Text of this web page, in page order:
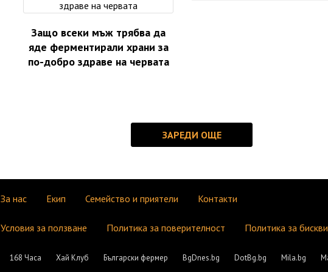
Защо всеки мъж трябва да
яде ферментирали храни за
по-добро здраве на червата
За нас Екип Семейство и приятели Контакти
Условия за ползване Политика за поверителност Политика за
168 Часа Хай Клуб Български фермер BgDnes.bg DotBg.bg Mila.bg